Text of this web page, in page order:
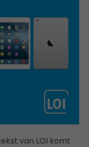
van LOI komt